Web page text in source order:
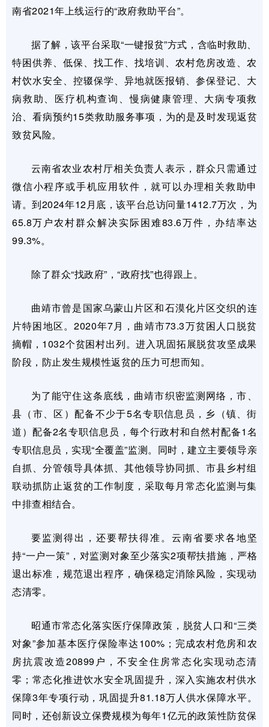
南省2021年上线运行的“政府救助平台”。
据了解，该平台采取“一键报贫”方式，含临时救助、
特困供养、低保、找工作、找培训、农村危房改造、农
村饮水安全、控辍保学、异地就医报销、参保登记、大
病救助、医疗机构查询、慢病健康管理、大病专项救
治、看病预约15类救助服务事项，为的是及时发现返贫
致贫风险。
云南省农业农村厅相关负责人表示，群众只需通过
微信小程序或手机应用软件，就可以办理相关救助申
请。到2024年12月底，该平台总访问量1412.7万次，为
65.8万户农村群众解决实际困难83.6万件，办结率达
99.3%。
除了群众“找政府”，“政府找”也得跟上。
曲靖市曾是国家乌蒙山片区和石漠化片区交织的连
片特困地区。2020年7月，曲靖市73.3万贫困人口脱贫
摘帽，1032个贫困村出列。进入巩固拓展脱贫攻坚成果
阶段，防止发生规模性返贫的压力可想而知。
为了能守住这条底线，曲靖市织密监测网络，市、
县（市、区）配备不少于5名专职信息员，乡（镇、街
道）配备2名专职信息员，每个行政村和自然村配备1名
专职信息员，实现“全覆盖”监测。同时，建立主要领导亲
自抓、分管领导具体抓、其他领导协同抓、市县乡村组
联动抓防止返贫的工作制度，采取每月常态化监测与集
中排查相结合。
要监测得出，还要帮扶得准。云南省要求各地坚
持“一户一策”，对监测对象至少落实2项帮扶措施，严格
退出标准，规范退出程序，确保稳定消除风险，实现动
态清零。
昭通市常态化落实医疗保障政策，脱贫人口和“三类
对象”参加基本医疗保险率达100%；完成农村危房和农
房抗震改造20899户，不安全住房常态化实现动态清
零；常态化推进饮水安全巩固提升，深入实施农村供水
保障3年专项行动，巩固提升81.18万人供水保障水平。
同时，还创新设立保费规模为每年1亿元的政策性防贫保